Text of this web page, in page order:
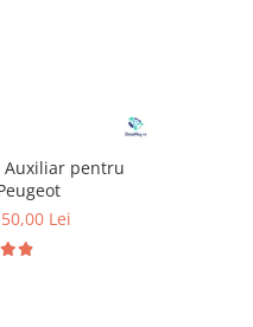
pentru
Lei